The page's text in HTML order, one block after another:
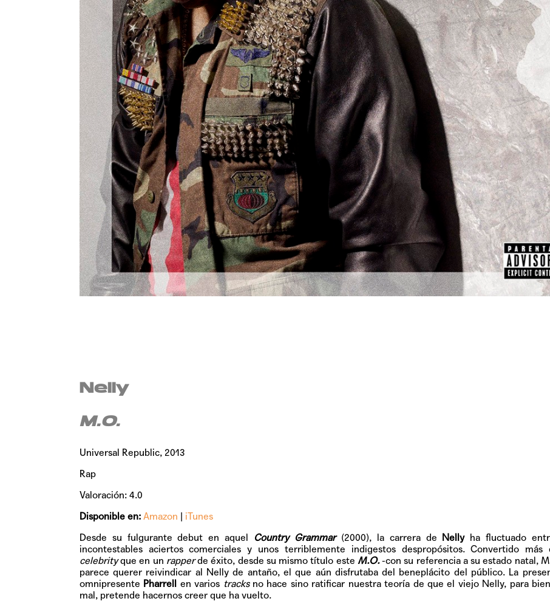
Nelly
M.O.
Universal Republic, 2013
Rap
Valoración: 4.0
Disponible en: Amazon | iTunes
Desde su fulgurante debut en aquel Country Grammar (2000), la carrera de Nellyha fluctuado
incontestables aciertos comerciales y unos terriblemente indigestos despropósitos. Convertido más
celebrityque en un rapperde éxito, desde su mismo título este M.O.-con su referencia a su estado natal,
parece querer reivindicar al Nelly de antaño, el que aún disfrutaba del beneplácito del público. La
omnipresente Pharrell en varios tracksno hace sino ratificar nuestra teoría de que el viejo Nelly, para
mal, pretende hacernos creer que ha vuelto.
GRIFF, el
Pop